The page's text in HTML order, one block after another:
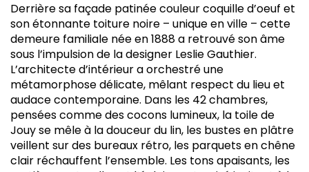
Derrière sa façade patinée couleur coquille d’oeuf et
son étonnante toiture noire – unique en ville – cette
demeure familiale née en 1888 a retrouvé son âme
sous l’impulsion de la designer Leslie Gauthier.
L’architecte d’intérieur a orchestré une
métamorphose délicate, mêlant respect du lieu et
audace contemporaine. Dans les 42 chambres,
pensées comme des cocons lumineux, la toile de
Jouy se mêle à la douceur du lin, les bustes en plâtre
veillent sur des bureaux rétro, les parquets en chêne
clair réchauffent l’ensemble. Les tons apaisants, les